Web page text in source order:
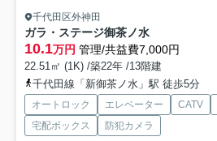
千代田区外神田
ガラ・ステージ御茶ノ水
10.1万円 管理/共益費7,000円
22.51㎡ (1K) /築22年 /13階建
千代田線「新御茶ノ水」駅 徒歩5分
オートロック エレベーター CATV
宅配ボックス
防犯カメラ